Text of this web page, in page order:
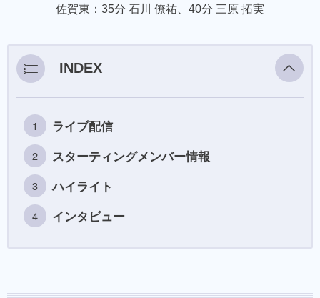
佐賀東：35分 石川 僚祐、40分 三原 拓実
INDEX
ライブ配信
スターティングメンバー情報
ハイライト
インタビュー